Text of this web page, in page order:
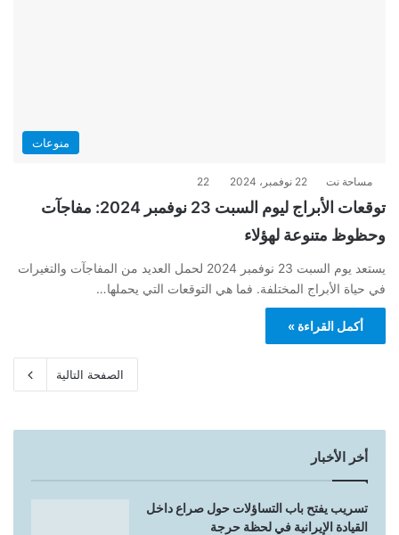
منوعات
مساحة نت 22 نوفمبر، 2024 22
توقعات الأبراج ليوم السبت 23 نوفمبر 2024: مفاجآت
وحظوظ متنوعة لهؤلاء
يستعد يوم السبت 23 نوفمبر 2024 لحمل العديد من المفاجآت والتغيرات
في حياة الأبراج المختلفة. فما هي التوقعات التي يحملها…
أكمل القراءة »
الصفحة التالية
أخر الأخبار
تسريب يفتح باب التساؤلات حول صراع داخل
القيادة الإيرانية في لحظة حرجة